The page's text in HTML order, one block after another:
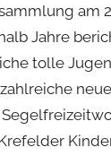
am
Jahre
tolle